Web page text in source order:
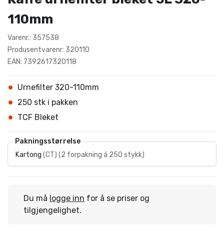
110mm
Varenr.: 357538
Produsentvarenr: 320110
EAN: 7392617320118
Urnefilter 320-110mm
250 stk i pakken
TCF Bleket
Pakningsstørrelse
Kartong (CT) (2 forpakning á 250 stykk)
Du må logge inn for å se priser og
tilgjengelighet.